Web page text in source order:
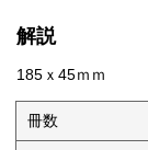
解説
185ｘ45ｍｍ
冊数